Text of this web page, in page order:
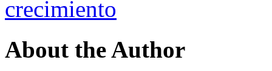
crecimiento
About the Author